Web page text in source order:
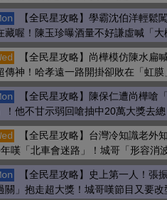
【全民星攻略】學霸沈伯洋輕鬆
藏喔！陳玉珍曝酒量不好謙虛喊「大
【全民星攻略】尚樺模仿陳水扁
傳神！哈孝遠一路開掛卻敗在「虹膜
【全民星攻略】陳保仁遭尚樺嗆
！他不甘示弱回嗆抽中20萬大獎去總
【全民星攻略】台灣冷知識老外
嘆「北車會迷路」！城哥「形容消
【全民星攻略】史上第一人！張
關」抱走超大獎！城哥嘆節目又要改